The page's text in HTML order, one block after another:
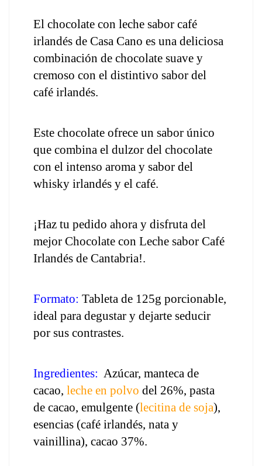
El chocolate con leche sabor café
irlandés de Casa Cano es una deliciosa
combinación de chocolate suave y
cremoso con el distintivo sabor del
café irlandés.
Este chocolate ofrece un sabor único
que combina el dulzor del chocolate
con el intenso aroma y sabor del
whisky irlandés y el café.
¡Haz tu pedido ahora y disfruta del
mejor Chocolate con Leche sabor Café
Irlandés de Cantabria!.
Formato: Tableta de 125g porcionable,
ideal para degustar y dejarte seducir
por sus contrastes.
Ingredientes: Azúcar, manteca de
cacao, leche en polvo del 26%, pasta
de cacao, emulgente (lecitina de soja),
esencias (café irlandés, nata y
vainillina), cacao 37%.